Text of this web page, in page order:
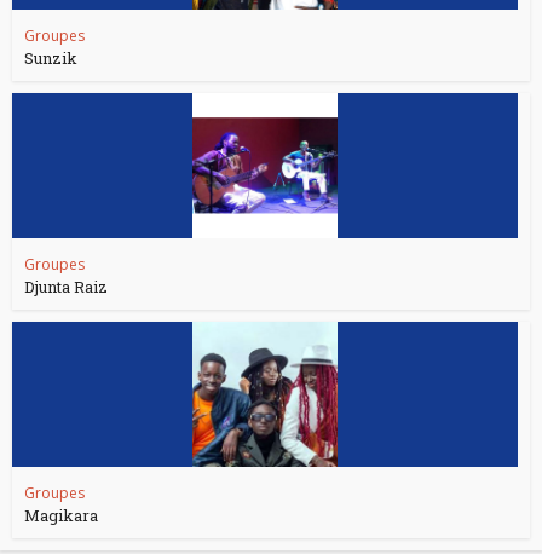
Groupes
Sunzik
Groupes
Djunta Raiz
Groupes
Magikara